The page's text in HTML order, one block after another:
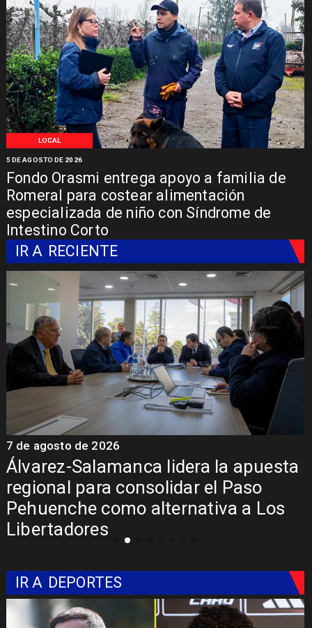
LOCAL
Fondo Orasmi entrega apoyo a familia de
Romeral para costear alimentación
especializada de niño con Síndrome de
Intestino Corto
5 DE AGOSTO DE 2026
IR A RECIENTE
Álvarez-Salamanca lidera la apuesta
regional para consolidar el Paso
Pehuenche como alternativa a Los
Libertadores
7 de agosto de 2026
IR A DEPORTES